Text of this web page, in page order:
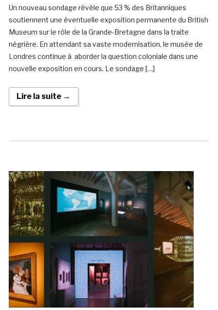
Un nouveau sondage révèle que 53 % des Britanniques
soutiennent une éventuelle exposition permanente du British
Museum sur le rôle de la Grande-Bretagne dans la traite
négrière. En attendant sa vaste modernisation, le musée de
Londres continue à aborder la question coloniale dans une
nouvelle exposition en cours. Le sondage […]
Lire la suite →